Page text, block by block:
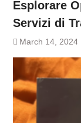
Esplorare
Servizi di
March 14, 2024